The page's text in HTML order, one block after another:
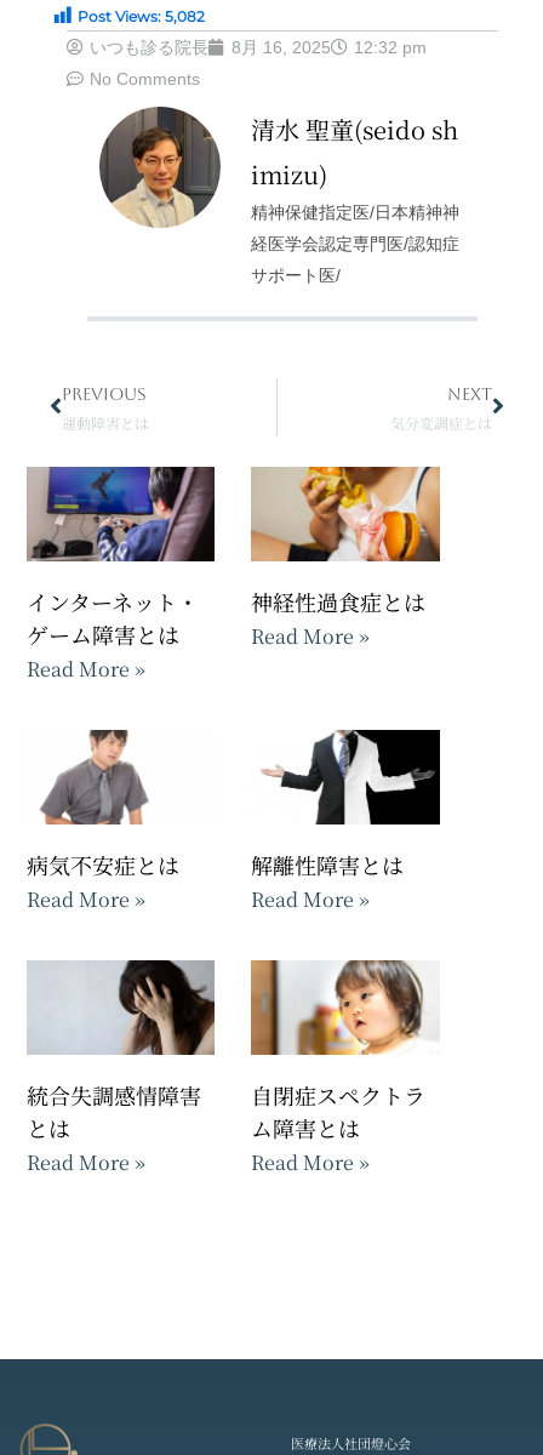
Post Views: 5,082
いつも診る院長 8月 16, 2025
12:32 pm
No Comments
清水 聖童(seido sh
imizu)
精神保健指定医/日本精神神
経医学会認定専門医/認知症
サポート医/
Prev
PREVIOUS
運動障害とは
NEXT
気分変調症とは
Next
インターネット・
ゲーム障害とは
Read More »
神経性過食症とは
Read More »
病気不安症とは
Read More »
解離性障害とは
Read More »
統合失調感情障害
とは
Read More »
自閉症スペクトラ
ム障害とは
Read More »
医療法人社団燈心会